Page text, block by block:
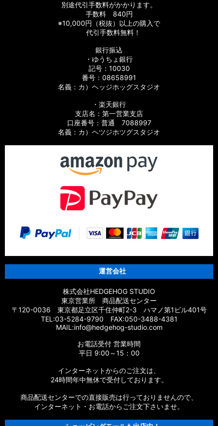
別途代引手数料がかかります。
手数料 840円
※10,000円（税抜）以上の購入で
代引手数料無料！
銀行振込
・ゆうちょ銀行
記号：10030
番号：08658991
名義：カ）ヘッジホッグスタジオ
・楽天銀行
支店名：第一営業支店
口座番号：普通 7088997
名義：カ）ヘツジホツグスタジオ
運営会社
株式会社HEDGEHOG STUDIO
東京営業所 商品配送センター
〒120-0036 東京都足立区千住仲町2-3 ハマノ第1ビル401号
TEL:03-5284-9790 FAX:050-3488-4381
MAIL:info@hedgehog-studio.com
お電話受付 営業時間
平日 9:00～15：00
インターネットからのご注文は、
24時間年中無休で受付しております。
商品配送センターでの直接販売は行っておりませんので、
インターネット・お電話からご注文下さいませ。